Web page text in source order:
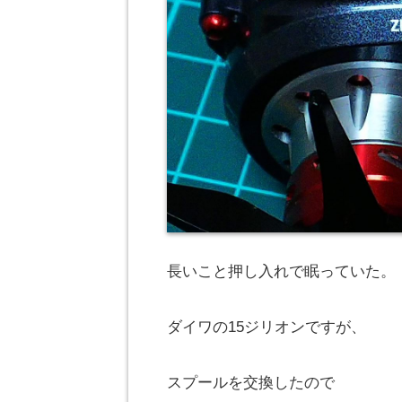
長いこと押し入れで眠っていた。
ダイワの15ジリオンですが、
スプールを交換したので